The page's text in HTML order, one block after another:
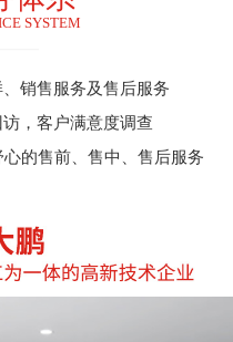
SYSTEM
销售服务及售后服务
，客户满意度调查
的售前、售中、售后服务